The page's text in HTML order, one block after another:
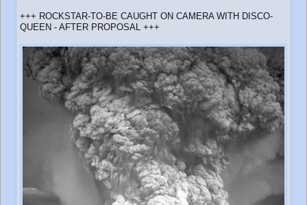
+++ ROCKSTAR-TO-BE CAUGHT ON CAMERA WITH DISCO-
QUEEN - AFTER PROPOSAL +++